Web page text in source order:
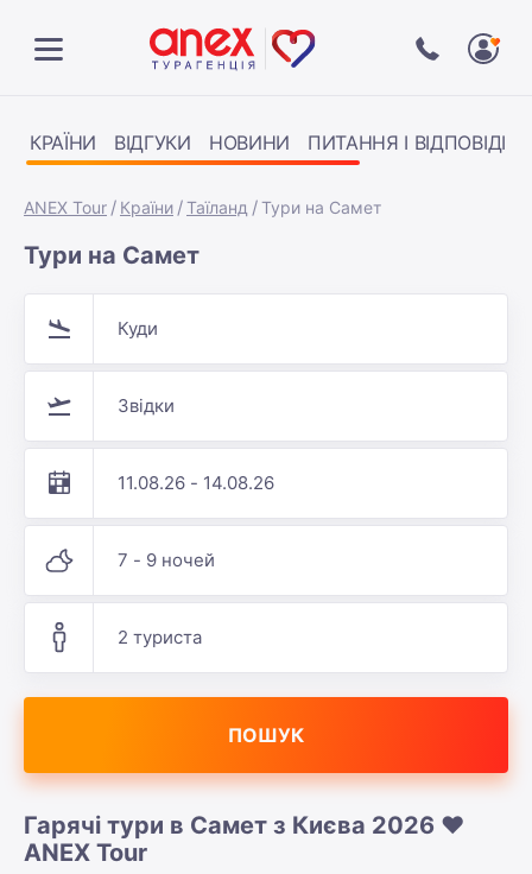
КРАЇНИ ВІДГУКИ НОВИНИ ПИТАННЯ І ВІДПОВІДІ
ANEX Tour Країни Таїланд Тури на Самет
Тури на Самет
Куди
Звідки
11.08.26 - 14.08.26
7 - 9 ночей
2 туриста
ПОШУК
Гарячі тури в Самет з Києва 2026 ❤️
ANEX Tour